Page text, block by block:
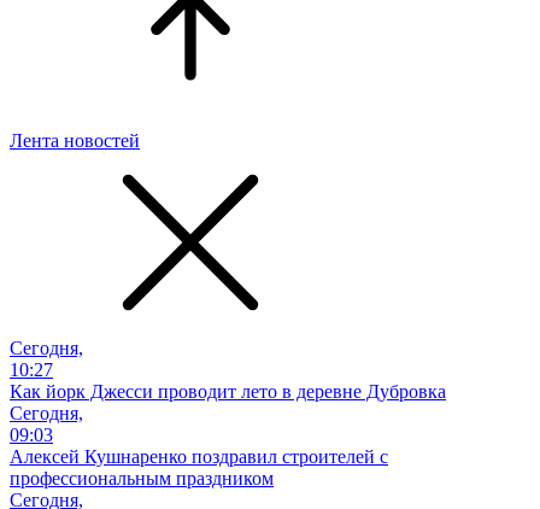
Лента новостей
Сегодня,
10:27
Как йорк Джесси проводит лето в деревне Дубровка
Сегодня,
09:03
Алексей Кушнаренко поздравил строителей с
профессиональным праздником
Сегодня,